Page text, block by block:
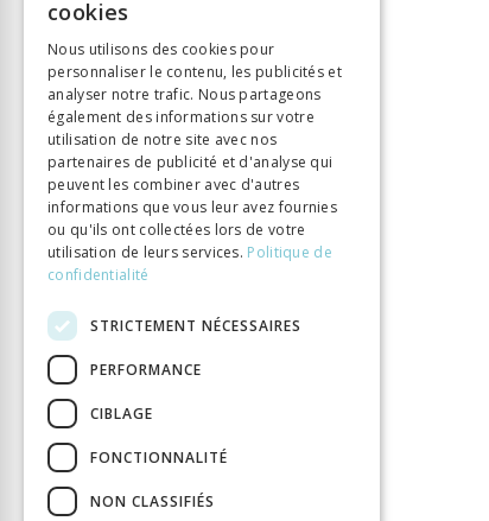
Éditeur
ISBN
9783034013765
Langue
Deutsch
Nombre de pages
304
Parution
3 mai 2017
DOI
10.33057/chronos.1376
ITALIAN
cookies
Nous utilisons des cookies pour
personnaliser le contenu, les publicités et
analyser notre trafic. Nous partageons
également des informations sur votre
utilisation de notre site avec nos
partenaires de publicité et d'analyse qui
peuvent les combiner avec d'autres
informations que vous leur avez fournies
ou qu'ils ont collectées lors de votre
utilisation de leurs services. Politique de
confidentialité
STRICTEMENT NÉCESSAIRES
PERFORMANCE
CIBLAGE
FONCTIONNALITÉ
NON CLASSIFIÉS